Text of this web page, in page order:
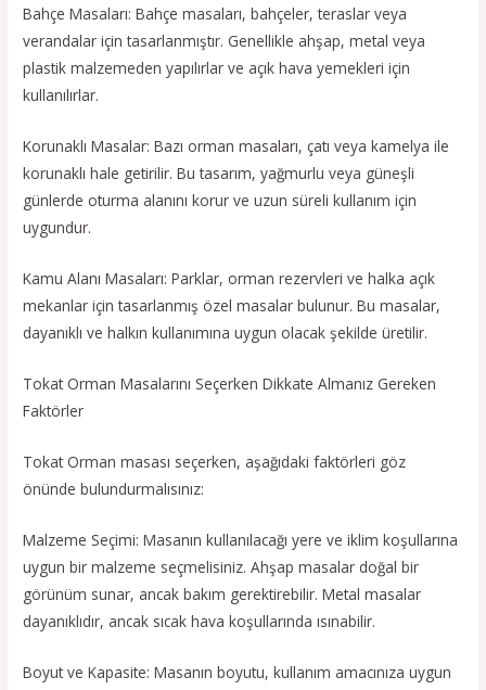
Bahçe Masaları: Bahçe masaları, bahçeler, teraslar veya
verandalar için tasarlanmıştır. Genellikle ahşap, metal veya
plastik malzemeden yapılırlar ve açık hava yemekleri için
kullanılırlar.
Korunaklı Masalar: Bazı orman masaları, çatı veya kamelya ile
korunaklı hale getirilir. Bu tasarım, yağmurlu veya güneşli
günlerde oturma alanını korur ve uzun süreli kullanım için
uygundur.
Kamu Alanı Masaları: Parklar, orman rezervleri ve halka açık
mekanlar için tasarlanmış özel masalar bulunur. Bu masalar,
dayanıklı ve halkın kullanımına uygun olacak şekilde üretilir.
Tokat Orman Masalarını Seçerken Dikkate Almanız Gereken
Faktörler
Tokat Orman masası seçerken, aşağıdaki faktörleri göz
önünde bulundurmalısınız:
Malzeme Seçimi: Masanın kullanılacağı yere ve iklim koşullarına
uygun bir malzeme seçmelisiniz. Ahşap masalar doğal bir
görünüm sunar, ancak bakım gerektirebilir. Metal masalar
dayanıklıdır, ancak sıcak hava koşullarında ısınabilir.
Boyut ve Kapasite: Masanın boyutu, kullanım amacınıza uygun